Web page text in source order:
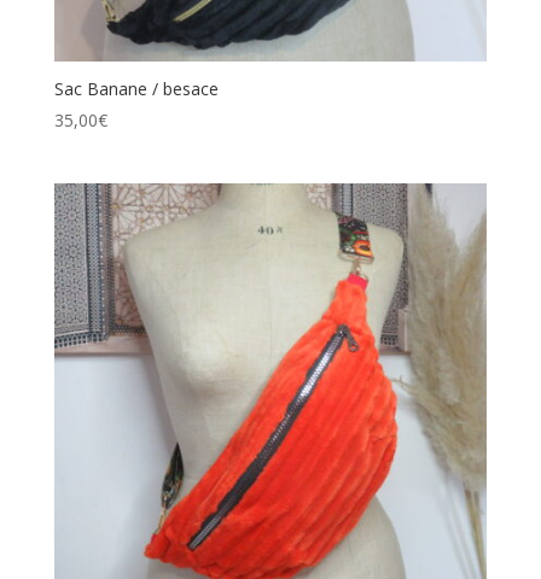
Sac Banane / besace
35,00€